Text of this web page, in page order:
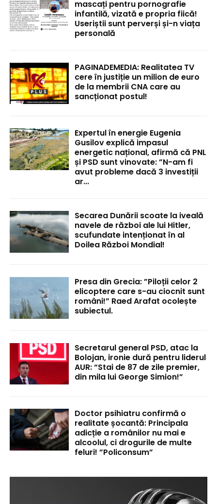
mascați pentru pornografie
infantilă, vizată e propria fiică!
Useriștii sunt perverși și-n viața
personală
PAGINADEMEDIA: Realitatea TV
cere în justiție un milion de euro
de la membrii CNA care au
sancționat postul!
Expertul în energie Eugenia
Gusilov explică impasul
energetic național, afirmă că PNL
și PSD sunt vinovate: ”N-am fi
avut probleme dacă 3 investiții
ar...
Secarea Dunării scoate la iveală
navele de război ale lui Hitler,
scufundate intenționat în al
Doilea Război Mondial!
Presa din Grecia: ”Piloții celor 2
elicoptere care s-au ciocnit sunt
români!” Raed Arafat ocolește
subiectul.
Secretarul general PSD, atac la
Bolojan, ironie dură pentru liderul
AUR: “Stai de 87 de zile premier,
din mila lui George Simion!”
Doctor psihiatru confirmă o
realitate șocantă: Principala
adicție a românilor nu mai e
alcoolul, ci drogurile de multe
feluri! ”Policonsum”